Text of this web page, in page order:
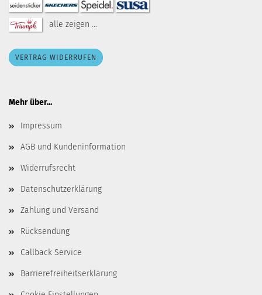
alle zeigen ...
VERTRAG WIDERRUFEN
Mehr über...
Impressum
AGB und Kundeninformation
Widerrufsrecht
Datenschutzerklärung
Zahlung und Versand
Rücksendung
Callback Service
Barrierefreiheitserklärung